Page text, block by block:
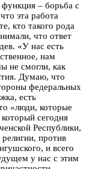
– борьба с
эта работа
кто такого рода
что ответ
«У нас есть
нам
не смогли, как
Думаю, что
федеральных
есть
«люди, которые
сегодня
Республики,
против
и всего
у нас с этим